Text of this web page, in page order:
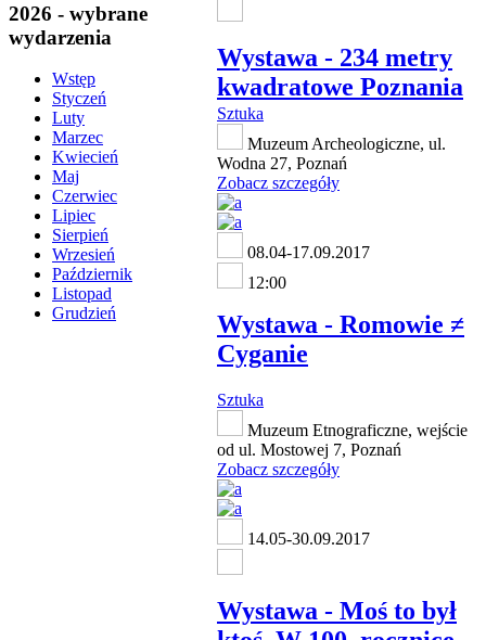
2026 - wybrane
wydarzenia
Wstęp
Styczeń
Luty
Marzec
Kwiecień
Maj
Czerwiec
Lipiec
Sierpień
Wrzesień
Październik
Listopad
Grudzień
Wystawa - 234 metry
kwadratowe Poznania
Sztuka
Muzeum Archeologiczne, ul.
Wodna 27, Poznań
Zobacz szczegóły
08.04-17.09.2017
12:00
Wystawa - Romowie ≠
Cyganie
Sztuka
Muzeum Etnograficzne, wejście
od ul. Mostowej 7, Poznań
Zobacz szczegóły
14.05-30.09.2017
Wystawa - Moś to był